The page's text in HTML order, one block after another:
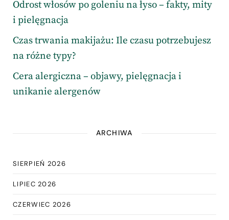
Odrost włosów po goleniu na łyso – fakty, mity
i pielęgnacja
Czas trwania makijażu: Ile czasu potrzebujesz
na różne typy?
Cera alergiczna – objawy, pielęgnacja i
unikanie alergenów
ARCHIWA
SIERPIEŃ 2026
LIPIEC 2026
CZERWIEC 2026